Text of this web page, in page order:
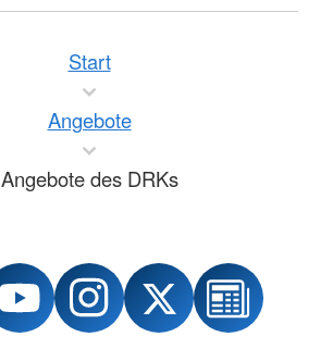
Start
Angebote
Angebote des DRKs